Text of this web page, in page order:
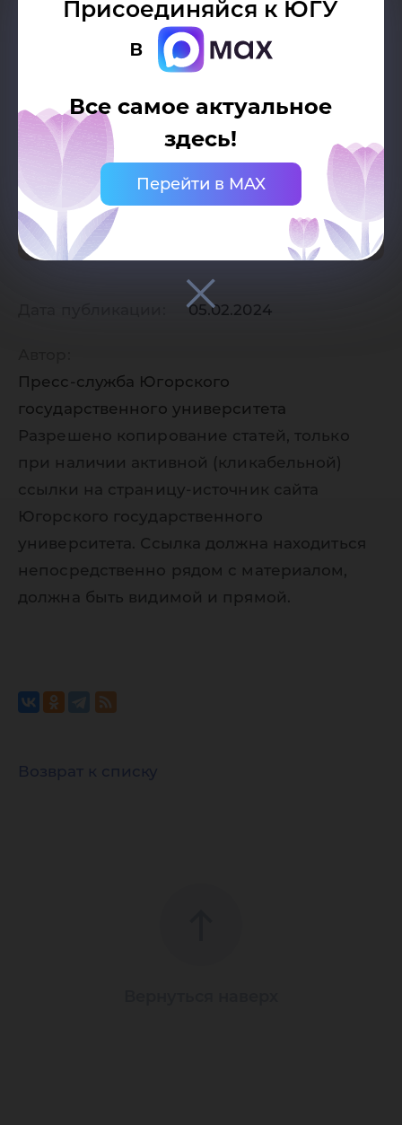
Присоединяйся к ЮГУ
в
Все самое актуальное
здесь!
Перейти в MAX
05.02.2024
Пресс-служба Югорского
государственного университета
Разрешено копирование статей, только
при наличии активной (кликабельной)
ссылки на страницу-источник сайта
Югорского государственного
университета. Ссылка должна находиться
непосредственно рядом с материалом,
должна быть видимой и прямой.
Возврат к списку